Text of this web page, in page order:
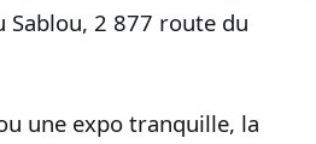
Sablou, 2 877 route du
une expo tranquille, la